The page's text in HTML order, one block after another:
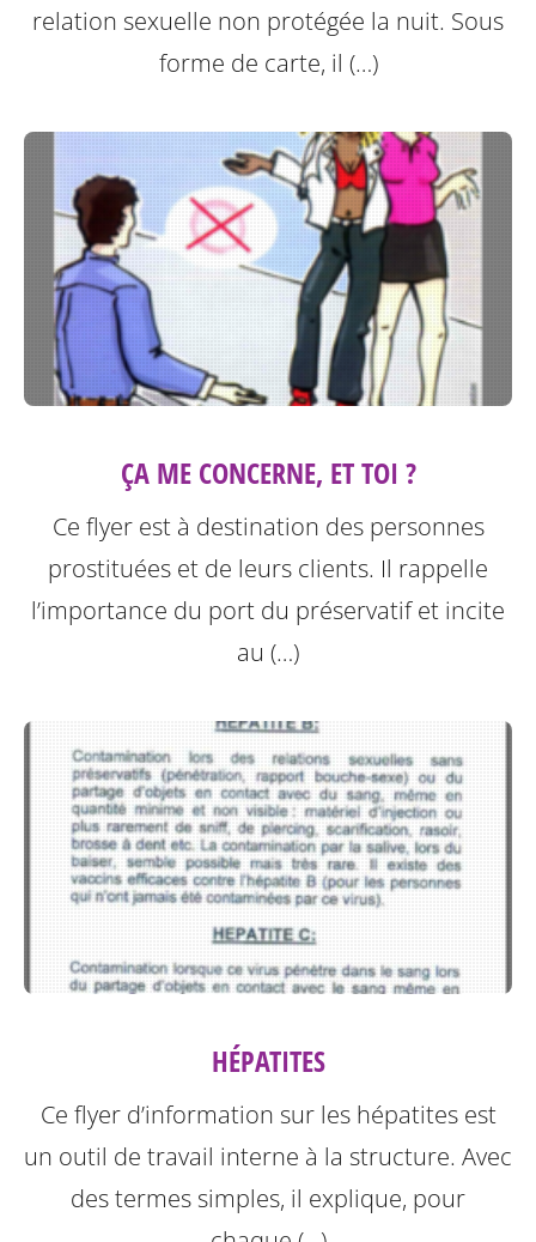
relation sexuelle non protégée la nuit. Sous
forme de carte, il (…)
ÇA ME CONCERNE, ET TOI ?
Ce flyer est à destination des personnes
prostituées et de leurs clients. Il rappelle
l’importance du port du préservatif et incite
au (…)
HÉPATITES
Ce flyer d’information sur les hépatites est
un outil de travail interne à la structure. Avec
des termes simples, il explique, pour